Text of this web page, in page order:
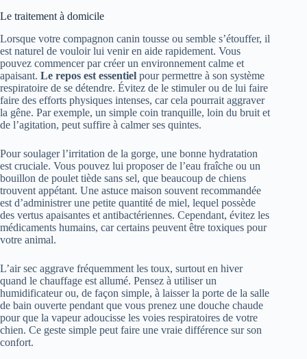
Le traitement à domicile
Lorsque votre compagnon canin tousse ou semble s’étouffer, il
est naturel de vouloir lui venir en aide rapidement. Vous
pouvez commencer par créer un environnement calme et
apaisant. Le repos est essentiel pour permettre à son système
respiratoire de se détendre. Évitez de le stimuler ou de lui faire
faire des efforts physiques intenses, car cela pourrait aggraver
la gêne. Par exemple, un simple coin tranquille, loin du bruit et
de l’agitation, peut suffire à calmer ses quintes.
Pour soulager l’irritation de la gorge, une bonne hydratation
est cruciale. Vous pouvez lui proposer de l’eau fraîche ou un
bouillon de poulet tiède sans sel, que beaucoup de chiens
trouvent appétant. Une astuce maison souvent recommandée
est d’administrer une petite quantité de miel, lequel possède
des vertus apaisantes et antibactériennes. Cependant, évitez les
médicaments humains, car certains peuvent être toxiques pour
votre animal.
L’air sec aggrave fréquemment les toux, surtout en hiver
quand le chauffage est allumé. Pensez à utiliser un
humidificateur ou, de façon simple, à laisser la porte de la salle
de bain ouverte pendant que vous prenez une douche chaude
pour que la vapeur adoucisse les voies respiratoires de votre
chien. Ce geste simple peut faire une vraie différence sur son
confort.